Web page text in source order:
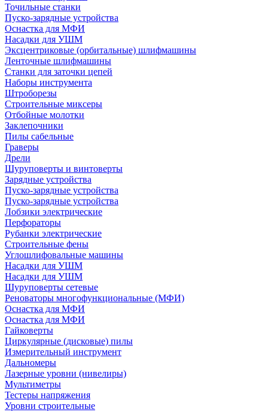
Точильные станки
Пуско-зарядные устройства
Оснастка для МФИ
Насадки для УШМ
Эксцентриковые (орбитальные) шлифмашины
Ленточные шлифмашины
Станки для заточки цепей
Наборы инструмента
Штроборезы
Строительные миксеры
Отбойные молотки
Заклепочники
Пилы сабельные
Граверы
Дрели
Шуруповерты и винтоверты
Зарядные устройства
Пуско-зарядные устройства
Пуско-зарядные устройства
Лобзики электрические
Перфораторы
Рубанки электрические
Строительные фены
Углошлифовальные машины
Насадки для УШМ
Насадки для УШМ
Шуруповерты сетевые
Реноваторы многофункциональные (МФИ)
Оснастка для МФИ
Оснастка для МФИ
Гайковерты
Циркулярные (дисковые) пилы
Измерительный инструмент
Дальномеры
Лазерные уровни (нивелиры)
Мультиметры
Тестеры напряжения
Уровни строительные